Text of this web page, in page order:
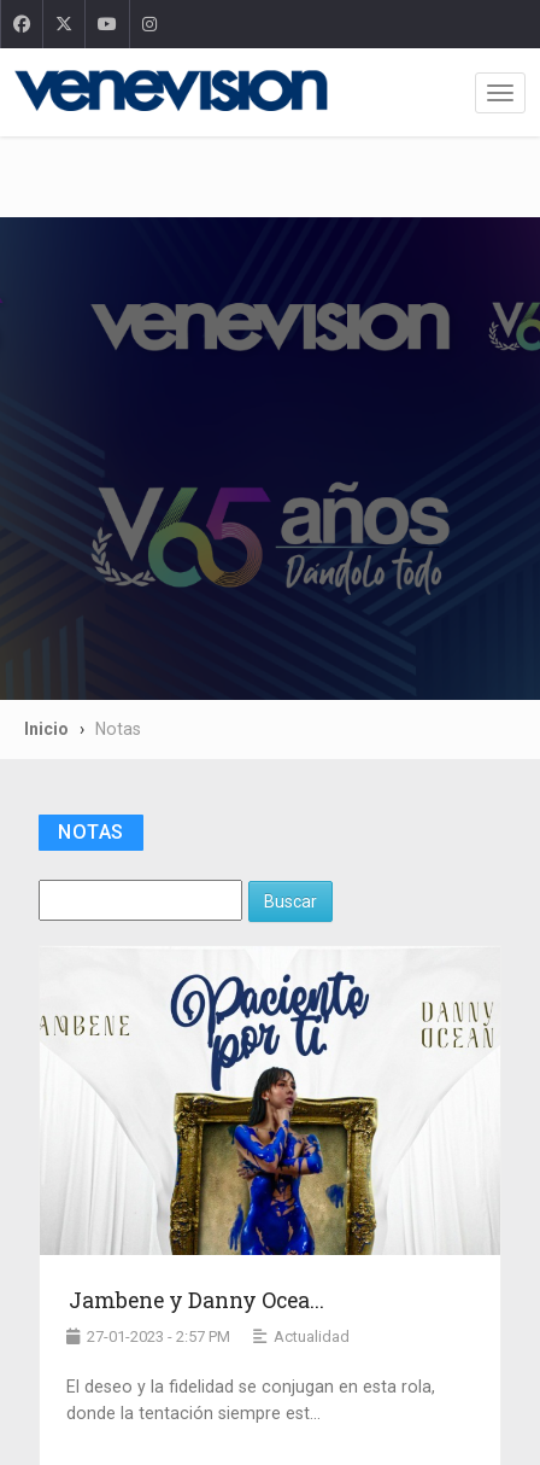
Inicio Notas
NOTAS
Buscar
Jambene y Danny Ocea...
27-01-2023 - 2:57 PM Actualidad
El deseo y la fidelidad se conjugan en esta rola,
donde la tentación siempre est...